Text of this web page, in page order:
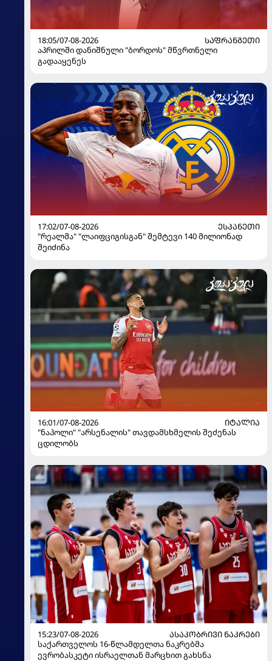
18:05/07-08-2026
ᲡᲐᲤᲠᲐᲜᲒᲔᲗᲘ
აპრილში დანიშნული "ბორდოს" მწვრთნელი
გადააყენეს
17:02/07-08-2026
ᲔᲡᲞᲐᲜᲔᲗᲘ
"რეალმა" "ლაიფციგისგან" შემტევი 140 მილიონად
შეიძინა
16:01/07-08-2026
ᲘᲢᲐᲚᲘᲐ
"ნაპოლი" "არსენალის" თავდამსხმელის შეძენას
ცდილობს
15:23/07-08-2026
ᲐᲡᲐᲙᲝᲑᲠᲘᲕᲘ ᲜᲐᲙᲠᲔᲑᲘ
საქართველოს 16-წლამდელთა ნაკრებმა
ევრობასკეტი ისრაელთან მარცხით გახსნა